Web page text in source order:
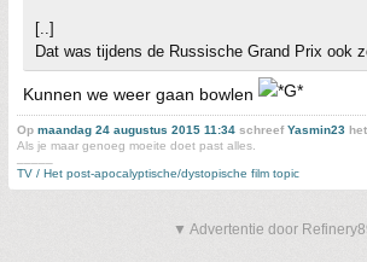
[..]
Dat was tijdens de Russische Grand Prix ook
Kunnen we weer gaan bowlen
Op maandag 24 augustus 2015 11:34 schreefYasmin23
Als je maar genoeg moeite doet past alles.
TV / Het post-apocalyptische/dystopische film topic
▼ Advertentie door